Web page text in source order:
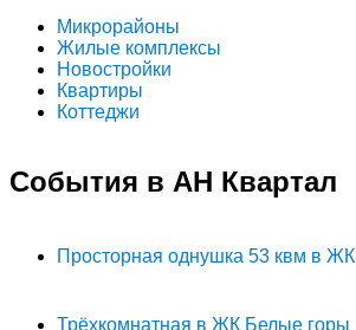
Микрорайоны
Жилые комплексы
Новостройки
Квартиры
Коттеджи
События в АН Квартал
Просторная однушка 53 квм в
Трёхкомнатная в ЖК Белые горы